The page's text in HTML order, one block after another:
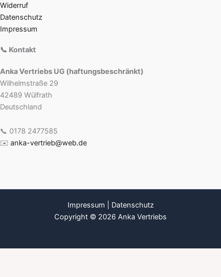
Widerruf
Datenschutz
Impressum
📞 Kontakt
Anka Vertriebs UG (haftungsbeschränkt)
Wilhelmstraße 29
42489 Wülfrath
Deutschland
📞 0178 2477585
✉️ anka-vertrieb@web.de
Impressum
Datenschutz
Copyright © 2026 Anka Vertriebs